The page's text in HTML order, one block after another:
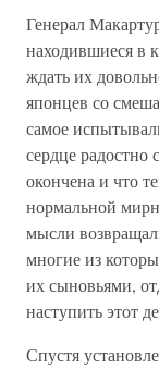
Генерал
находившиеся в
ждать их
японцев со
самое
сердце
окончена и что
нормальной
мысли
многие из
их сыновьями,
наступить этот
Спустя